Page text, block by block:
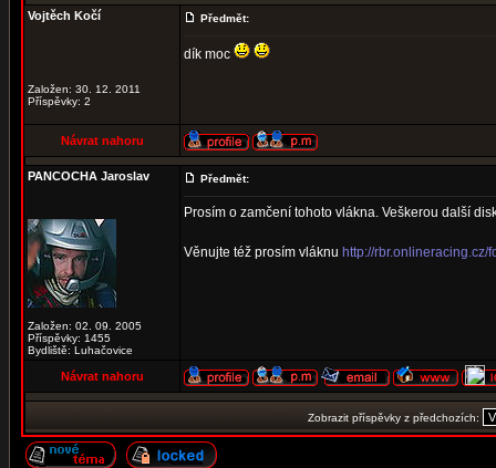
Vojtěch Kočí
Založen: 30. 12. 2011
Příspěvky: 2
Předmět:
dík moc
Návrat nahoru
PANCOCHA Jaroslav
Založen: 02. 09. 2005
Příspěvky: 1455
Bydliště: Luhačovice
Předmět:
Prosím o zamčení tohoto vlákna. Veškerou další
Věnujte též prosím vláknu http://
Návrat nahoru
Zobrazit příspěvky z předchozích: